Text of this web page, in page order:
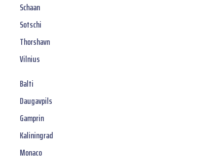
Schaan
Sotschi
Thorshavn
Vilnius
Balti
Daugavpils
Gamprin
Kaliningrad
Monaco